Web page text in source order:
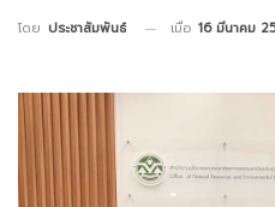
โดย ประชาสัมพันธ์ เมื่อ 16 มีนาคม